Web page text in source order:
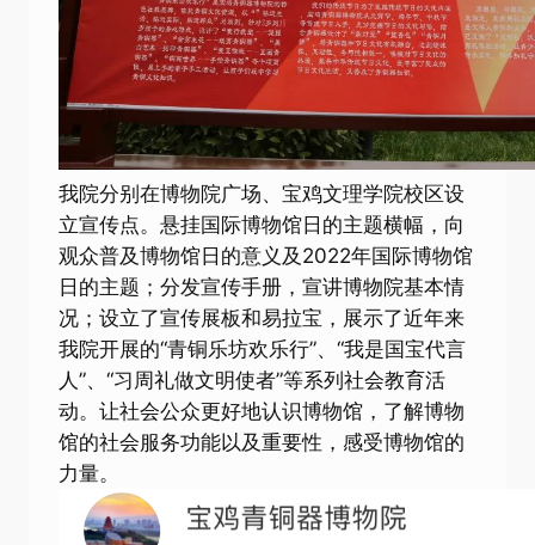
我院分别在博物院广场、宝鸡文理学院校区设
立宣传点。悬挂国际博物馆日的主题横幅，向
观众普及博物馆日的意义及2022年国际博物馆
日的主题；分发宣传手册，宣讲博物院基本情
况；设立了宣传展板和易拉宝，展示了近年来
我院开展的“青铜乐坊欢乐行”、“我是国宝代言
人”、“习周礼做文明使者”等系列社会教育活
动。让社会公众更好地认识博物馆，了解博物
馆的社会服务功能以及重要性，感受博物馆的
力量。